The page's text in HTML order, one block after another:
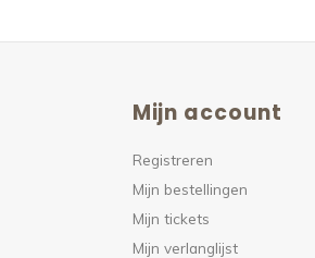
Mijn account
Registreren
Mijn bestellingen
Mijn tickets
Mijn verlanglijst